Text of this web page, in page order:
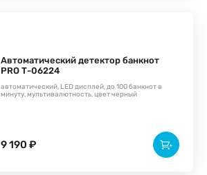
Автоматический детектор банкнот
PRO Т-06224
автоматический, LED дисплей, до 100 банкнот в
минуту, мультивалютность, цвет черный
9 190 ₽